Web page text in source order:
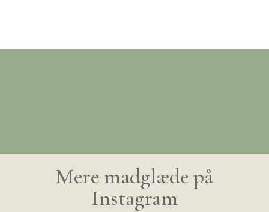
Mere madglæde på
Instagram